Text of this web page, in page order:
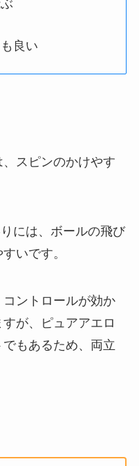
良い
スピンのかけやす
には、ボールの飛び
いです。
ントロールが効か
が、ピュアアエロ
もあるため、両立